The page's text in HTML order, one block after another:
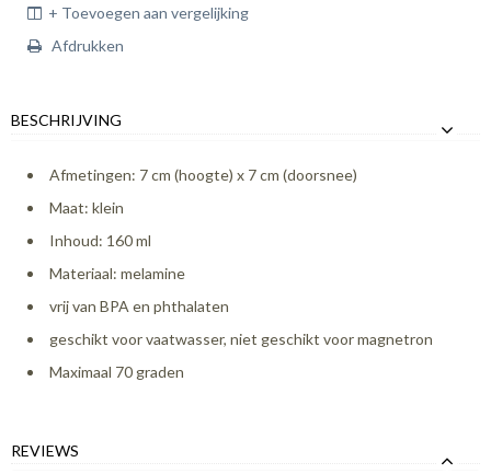
+ Toevoegen aan vergelijking
Afdrukken
BESCHRIJVING
Afmetingen: 7 cm (hoogte) x 7 cm (doorsnee)
Maat: klein
Inhoud: 160 ml
Materiaal: melamine
vrij van BPA en phthalaten
geschikt voor vaatwasser, niet geschikt voor magnetron
Maximaal 70 graden
REVIEWS